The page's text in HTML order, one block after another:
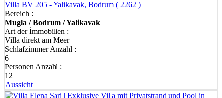
Villa BV 205 - Yalikavak, Bodrum ( 2262 )
Bereich :
Mugla / Bodrum / Yalikavak
Art der İmmobilien :
Villa direkt am Meer
Schlafzimmer Anzahl :
6
Personen Anzahl :
12
Aussicht